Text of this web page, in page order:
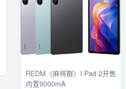
256GB Wi-Fi灵动款售价2499元、
12GB＋256GB Wi-Fi款售价2499
元、12GB＋256GB Wi-Fi柔光版售
REDM（麻将群）I Pad 2开售
内置9000mA